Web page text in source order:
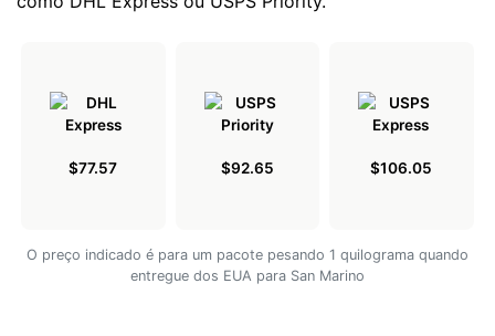
$77.57 $92.65 $106.05
O preço indicado é para um pacote pesando 1 quilograma quando
entregue dos EUA para San Marino